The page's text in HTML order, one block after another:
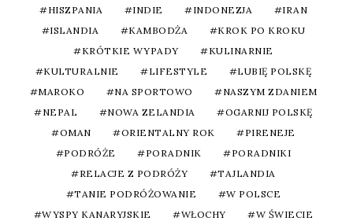
HISZPANIA
INDIE INDONEZJA
IRAN
ISLANDIA
KAMBODŻA
KROK PO KROKU
KRÓTKIE WYPADY
KULINARNIE
KULTURALNIE
LIFESTYLE
LUBIĘ POLSKĘ
MAROKO
NA SPORTOWO
NASZYM ZDANIEM
NEPAL
NOWA ZELANDIA
OGARNIJ POLSKĘ
OMAN
ORIENTALNY ROK
PIRENEJE
PODRÓŻE
PORADNIK
PORADNIKI
RELACJE Z PODRÓŻY
TAJLANDIA
TANIE PODRÓŻOWANIE
W POLSCE
WYSPY KANARYJSKIE
WŁOCHY
W ŚWIECIE